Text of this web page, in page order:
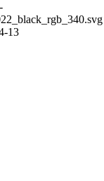
13